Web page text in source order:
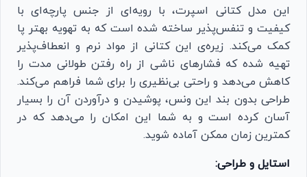
این مدل کتانی اسپرت، با رویه‌ای از جنس پارچه‌ای با
کیفیت و تنفس‌پذیر ساخته شده است که به تهویه بهتر پا
کمک می‌کند. زیره‌ی این کتانی از مواد نرم و انعطاف‌پذیر
تهیه شده که فشارهای ناشی از راه رفتن طولانی مدت را
کاهش می‌دهد و راحتی بی‌نظیری را برای شما فراهم می‌کند.
طراحی بدون بند این ونس، پوشیدن و درآوردن آن را بسیار
آسان کرده است و به شما این امکان را می‌دهد که در
کمترین زمان ممکن آماده شوید.
استایل و طراحی: